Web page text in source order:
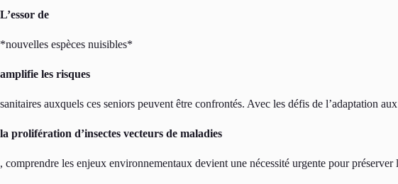
L’essor de
*nouvelles espèces nuisibles*
amplifie les risques
sanitaires auxquels ces seniors peuvent être confrontés. Avec les défis de l’adaptation
la prolifération d’insectes vecteurs de maladies
, comprendre les enjeux environnementaux devient une nécessité urgente pour préserver